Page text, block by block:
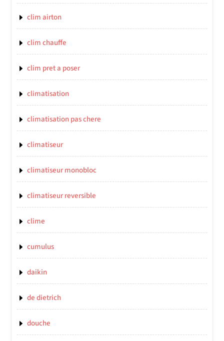
clim airton
clim chauffe
clim pret a poser
climatisation
climatisation pas chere
climatiseur
climatiseur monobloc
climatiseur reversible
clime
cumulus
daikin
de dietrich
douche